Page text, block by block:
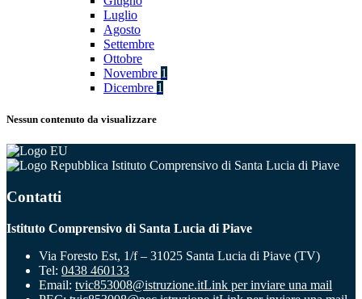
Luglio
Agosto
Settembre
Ottobre
Novembre 1
Dicembre 1
Nessun contenuto da visualizzare
Istituto Comprensivo di Santa Lucia di Piave
Contatti
Istituto Comprensivo di Santa Lucia di Piave
Via Foresto Est, 1/f – 31025 Santa Lucia di Piave (TV)
Tel: 0438 460133
Email: tvic853008@istruzione.itLink per inviare una mail